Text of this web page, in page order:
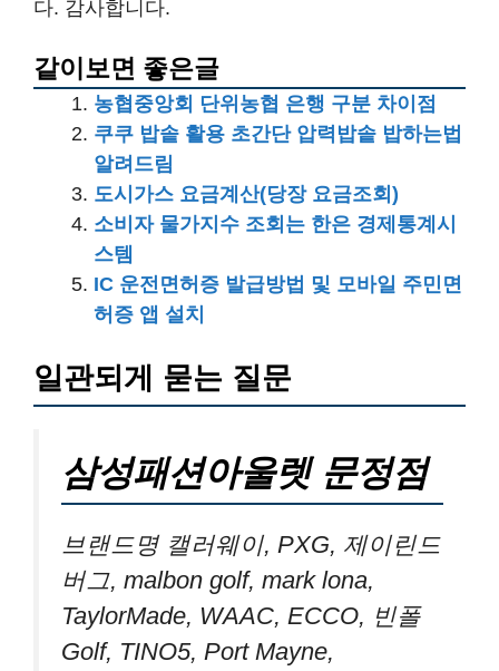
다. 감사합니다.
같이보면 좋은글
농협중앙회 단위농협 은행 구분 차이점
쿠쿠 밥솥 활용 초간단 압력밥솥 밥하는법
알려드림
도시가스 요금계산(당장 요금조회)
소비자 물가지수 조회는 한은 경제통계시
스템
IC 운전면허증 발급방법 및 모바일 주민면
허증 앱 설치
일관되게 묻는 질문
삼성패션아울렛 문정점
브랜드명 캘러웨이, PXG, 제이린드
버그, malbon golf, mark lona,
TaylorMade, WAAC, ECCO, 빈폴
Golf, TINO5, Port Mayne,